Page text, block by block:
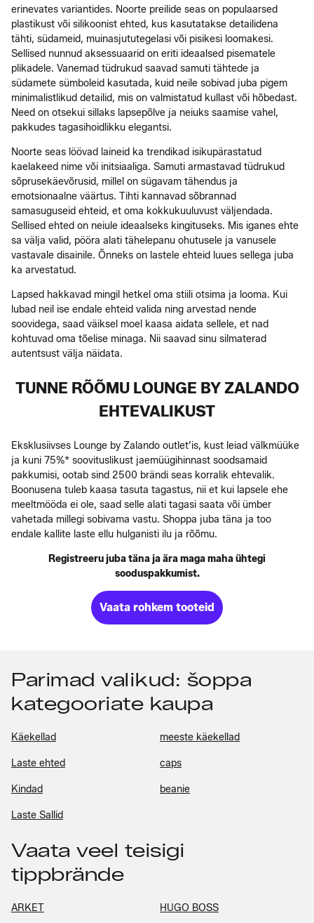
erinevates variantides. Noorte preilide seas on populaarsed
plastikust või silikoonist ehted, kus kasutatakse detailidena
tähti, südameid, muinasjututegelasi või pisikesi loomakesi.
Sellised nunnud aksessuaarid on eriti ideaalsed pisematele
plikadele. Vanemad tüdrukud saavad samuti tähtede ja
südamete sümboleid kasutada, kuid neile sobivad juba pigem
minimalistlikud detailid, mis on valmistatud kullast või hõbedast.
Need on otsekui sillaks lapsepõlve ja neiuks saamise vahel,
pakkudes tagasihoidlikku elegantsi.
Noorte seas löövad laineid ka trendikad isikupärastatud
kaelakeed nime või initsiaaliga. Samuti armastavad tüdrukud
sõprusekäevõrusid, millel on sügavam tähendus ja
emotsionaalne väärtus. Tihti kannavad sõbrannad
samasuguseid ehteid, et oma kokkukuuluvust väljendada.
Sellised ehted on neiule ideaalseks kingituseks. Mis iganes ehte
sa välja valid, pööra alati tähelepanu ohutusele ja vanusele
vastavale disainile. Õnneks on lastele ehteid luues sellega juba
ka arvestatud.
Lapsed hakkavad mingil hetkel oma stiili otsima ja looma. Kui
lubad neil ise endale ehteid valida ning arvestad nende
soovidega, saad väiksel moel kaasa aidata sellele, et nad
kohtuvad oma tõelise minaga. Nii saavad sinu silmaterad
autentsust välja näidata.
TUNNE RÕÕMU LOUNGE BY ZALANDO
EHTEVALIKUST
Eksklusiivses Lounge by Zalando outlet’is, kust leiad välkmüüke
ja kuni 75%* soovituslikust jaemüügihinnast soodsamaid
pakkumisi, ootab sind 2500 brändi seas korralik ehtevalik.
Boonusena tuleb kaasa tasuta tagastus, nii et kui lapsele ehe
meeltmööda ei ole, saad selle alati tagasi saata või ümber
vahetada millegi sobivama vastu. Shoppa juba täna ja too
endale kallite laste ellu hulganisti ilu ja rõõmu.
Registreeru juba täna ja ära maga maha ühtegi
sooduspakkumist.
Vaata rohkem tooteid
Parimad valikud: šoppa
kategooriate kaupa
Käekellad meeste käekellad
Laste ehted caps
Kindad beanie
Laste Sallid
Vaata veel teisigi
tippbrände
ARKET HUGO BOSS